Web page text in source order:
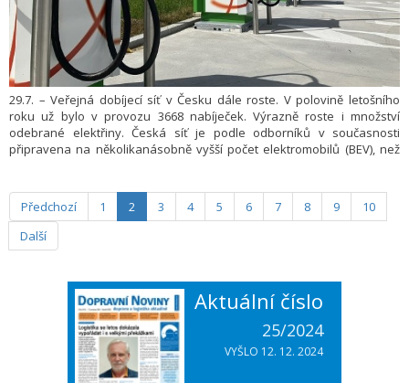
29.7. – Veřejná dobíjecí síť v Česku dále roste. V polovině letošního
roku už bylo v provozu 3668 nabíječek. Výrazně roste i množství
odebrané elektřiny. Česká síť je podle odborníků v současnosti
připravena na několikanásobně vyšší počet elektromobilů (BEV), než
Předchozí 1 2 3 4 5 6 7 8 9
10
Další
Aktuální číslo
25/2024
VYŠLO 12. 12. 2024